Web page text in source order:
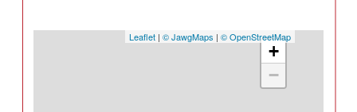
+
−
Leaflet | ©JawgMaps | © OpenStreetMap